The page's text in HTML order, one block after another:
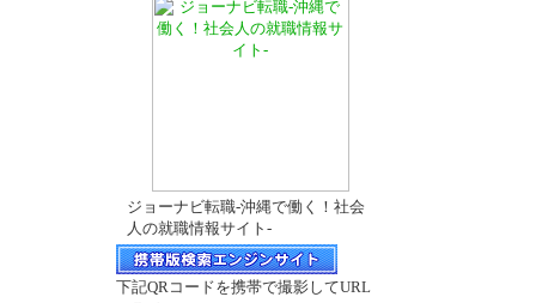
ジョーナビ転職-沖縄で働く！社会
人の就職情報サイト-
下記QRコードを携帯で撮影してURL